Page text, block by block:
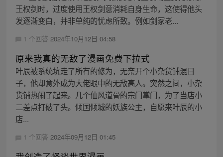
王权剑时，过度使用王权剑意消耗自身生命，这使得他头
发逐渐变白，并非单纯的忧虑所致。例如剑冢老...
1 个回答 2024年10月12日 04:58
原来我真的无敌了漫画免费下拉式
叶辰被系统坑走了所有的修为，无奈开个小杂货铺混日
子，他却意外成为大佬眼中的无敌高人。突然之间，小杂
货铺热闹了起来。几个仙风道骨的宗门掌门，为了当店小
二差点打破了头。倾国倾城的妖族公主，自愿来叶辰的小
店...
1 个回答 2024年09月12日 01:45